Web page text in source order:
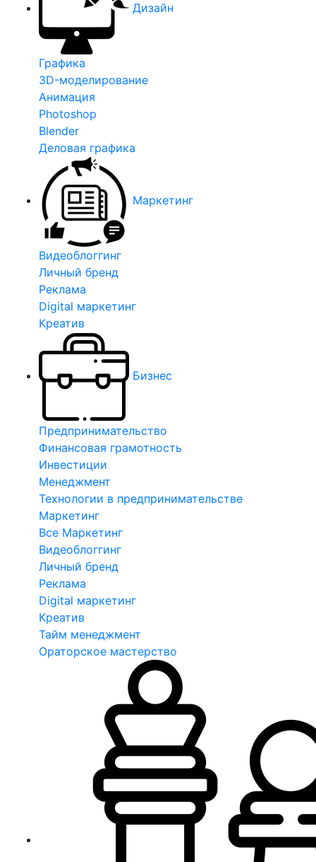
Дизайн
Графика
3D-моделирование
Анимация
Photoshop
Blender
Деловая графика
Маркетинг
Видеоблоггинг
Личный бренд
Реклама
Digital маркетинг
Креатив
Бизнес
Предпринимательство
Финансовая грамотность
Инвестиции
Менеджмент
Технологии в предпринимательстве
Маркетинг
Все Маркетинг
Видеоблоггинг
Личный бренд
Реклама
Digital маркетинг
Креатив
Тайм менеджмент
Ораторское мастерство